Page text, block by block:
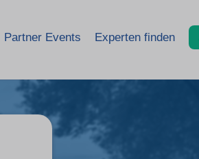
Partner Events Experten finden